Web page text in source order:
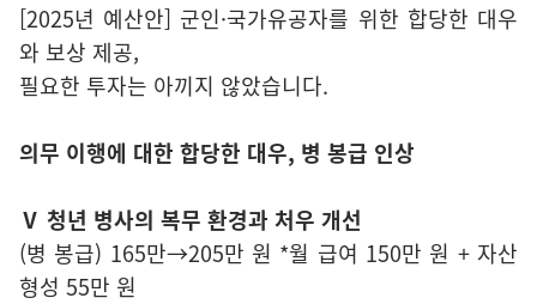
[2025년 예산안] 군인·국가유공자를 위한 합당한 대우
와 보상 제공,
필요한 투자는 아끼지 않았습니다.
의무 이행에 대한 합당한 대우, 병 봉급 인상
Ⅴ 청년 병사의 복무 환경과 처우 개선
(병 봉급) 165만→205만 원 *월 급여 150만 원 + 자산
형성 55만 원